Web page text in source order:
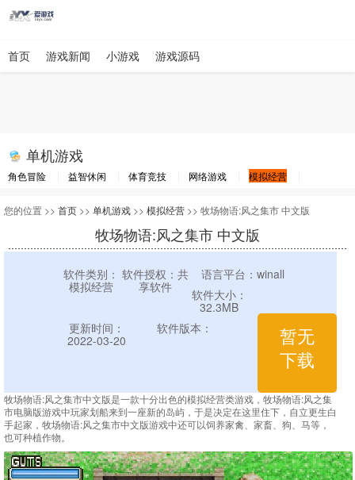
首页 游戏新闻 小游戏 游戏源码
单机游戏
角色冒险 益智休闲 体育竞技 网络游戏
模拟经营
您的位置 >> 首页 >> 单机游戏 >> 模拟经营 >> 牧场物语:风之集市 中文版
牧场物语:风之集市 中文版
软件类别：
模拟经营
软件授权：共
享软件
语言平台：winall
软件大小：
32.3MB
更新时间：
2022-03-20
软件版本：
暂无
下载
牧场物语:风之集市中文版是一款十分出色的模拟经营类游戏，牧场物语:风之集
市电脑版游戏中玩家划船来到一座新的岛屿，于是决定在这里住下，自立更生白
手起家，牧场物语:风之集市中文版游戏中还可以饲养家禽、家畜、狗、马等，
也可种植作物。